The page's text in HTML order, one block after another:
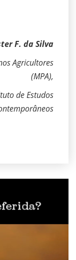
F. da Silva
Agricultores
(MPA),
de Estudos